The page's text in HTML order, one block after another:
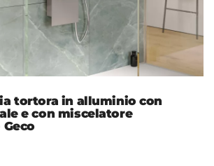
tortora in alluminio con
e con miscelatore